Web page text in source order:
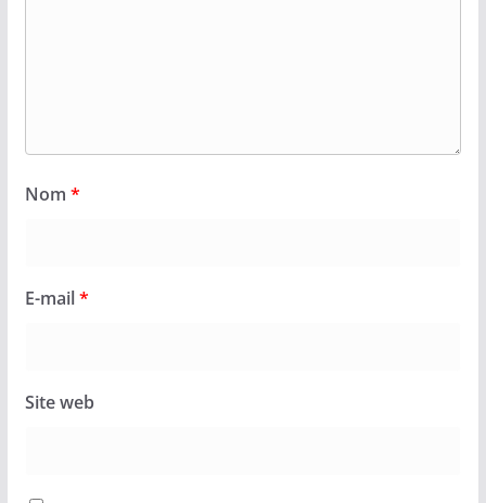
Nom *
E-mail*
Site web